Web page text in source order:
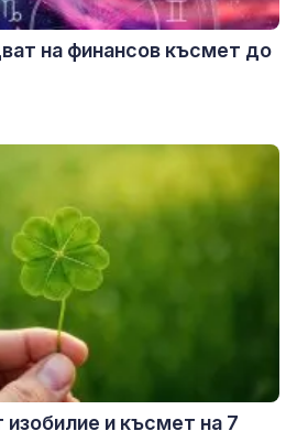
на финансов късмет до
изобилие и късмет на 7